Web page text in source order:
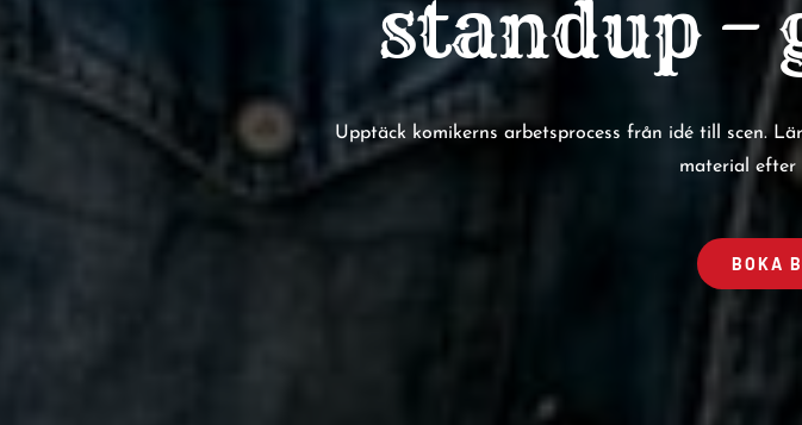
standup –
Upptäck komikerns arbetsprocess från idé till scen.
material efter
BOKA